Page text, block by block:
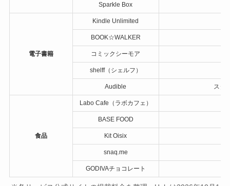
Sparkle Box
電子書籍
Kindle Unlimited
BOOK☆WALKER
コミックシーモア
shelff（シェルフ）
Audible スタ
食品
Labo Cafe（ラボカフェ）
BASE FOOD
Kit Oisix
snaq.me
GODIVAチョコレート